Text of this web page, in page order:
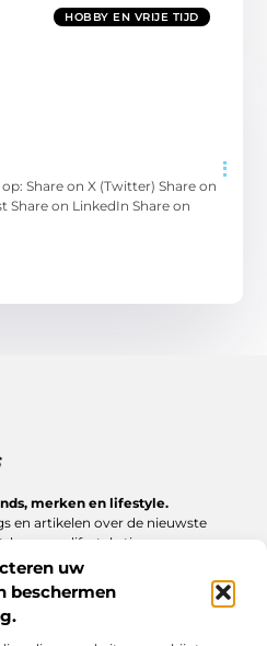
uw
beschermen
HOBBY EN VRIJE TIJD
Share on X (Twitter) Share on
Share on LinkedIn Share on
merken en lifestyle.
en artikelen over de nieuwste
haves en lifestyle tips.